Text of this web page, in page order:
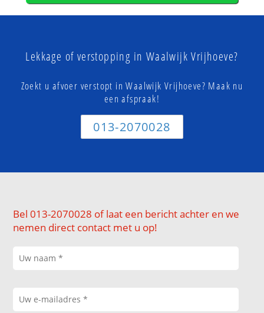
Lekkage of verstopping in Waalwijk Vrijhoeve?
Zoekt u afvoer verstopt in Waalwijk Vrijhoeve? Maak nu
een afspraak!
013-2070028
Bel 013-2070028 of laat een bericht achter en we
nemen direct contact met u op!